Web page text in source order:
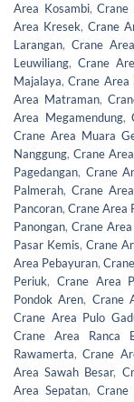
Area Kosambi,Crane
Area Kresek, Crane
Larangan,Crane
Leuwiliang, Crane
Majalaya,Crane Area
Area Matraman,
Area Megamendung,
Crane Area Muara
Nanggung, Crane
Pagedangan, Crane
Palmerah, Crane
Pancoran, Crane Area
Panongan, Crane
Pasar Kemis,Crane
Area Pebayuran,
Periuk, Crane Area
Pondok Aren, Crane
Crane Area Pulo
Crane Area Ranca
Rawamerta,Crane
Area Sawah Besar,
Area Sepatan, Crane